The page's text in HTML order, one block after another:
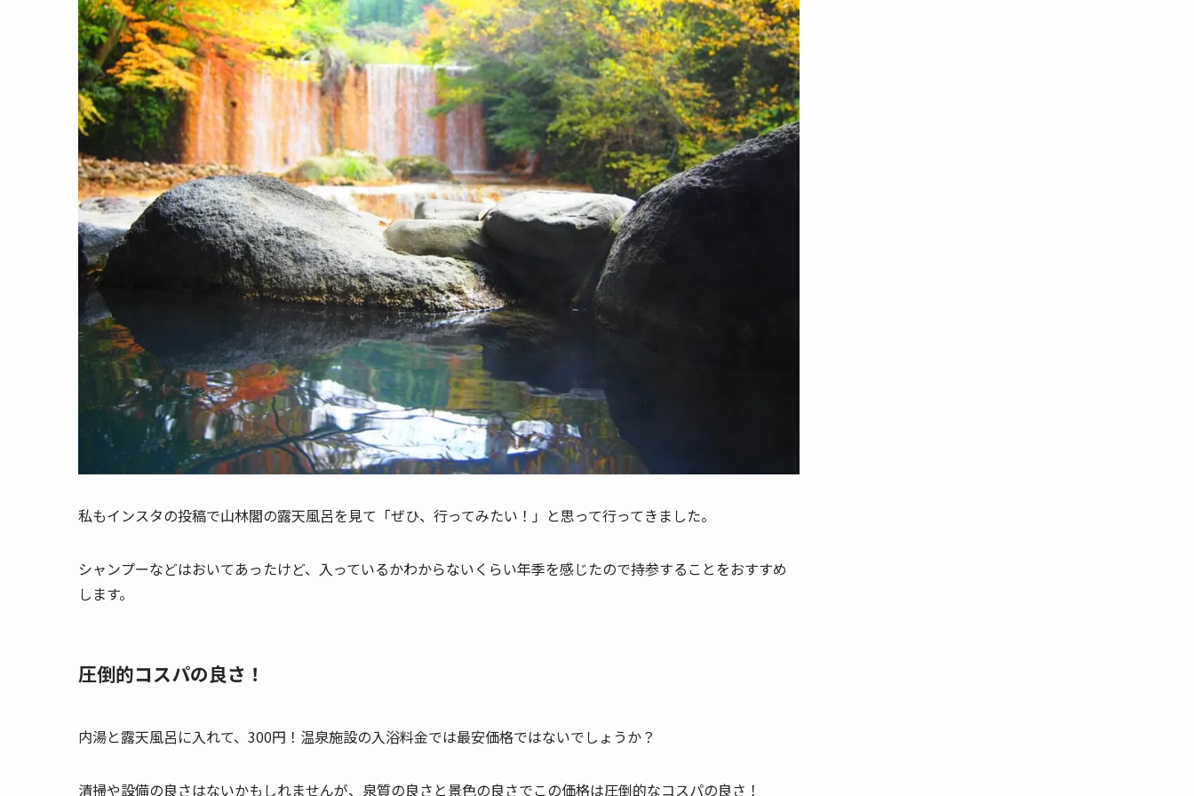
私もインスタの投稿で山林閣の露天風呂を見て「ぜひ、行ってみたい！」と思って行ってきました。
シャンプーなどはおいてあったけど、入っているかわからないくらい年季を感じたので持参することをおすすめ
します。
圧倒的コスパの良さ！
内湯と露天風呂に入れて、300円！温泉施設の入浴料金では最安価格ではないでしょうか？
清掃や設備の良さはないかもしれませんが、泉質の良さと景色の良さでこの価格は圧倒的なコスパの良さ！